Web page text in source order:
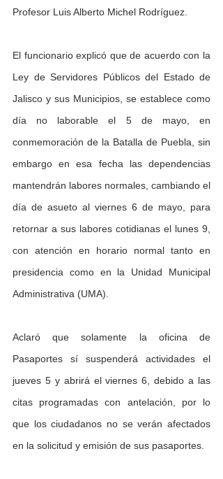
Profesor Luis Alberto Michel Rodríguez.
El funcionario explicó que de acuerdo con la
Ley de Servidores Públicos del Estado de
Jalisco y sus Municipios, se establece como
día no laborable el 5 de mayo, en
conmemoración de la Batalla de Puebla, sin
embargo en esa fecha las dependencias
mantendrán labores normales, cambiando el
día de asueto al viernes 6 de mayo, para
retornar a sus labores cotidianas el lunes 9,
con atención en horario normal tanto en
presidencia como en la Unidad Municipal
Administrativa (UMA).
Aclaró que solamente la oficina de
Pasaportes sí suspenderá actividades el
jueves 5 y abrirá el viernes 6, debido a las
citas programadas con antelación, por lo
que los ciudadanos no se verán afectados
en la solicitud y emisión de sus pasaportes.